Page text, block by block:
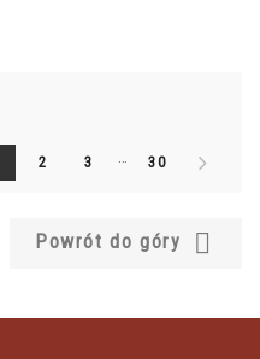
2 3 30
Powrót do góry 